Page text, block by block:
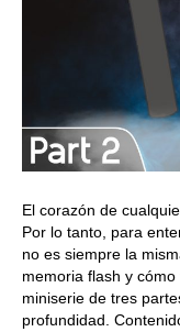
El corazón de
Por lo tanto, para
no es siempre la
memoria flash y
miniserie de tres
profundidad.